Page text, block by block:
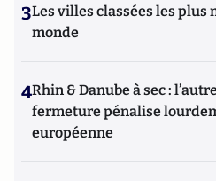
3Les villes classées les plus
monde
4Rhin & Danube à sec :
fermeture pénalise
européenne